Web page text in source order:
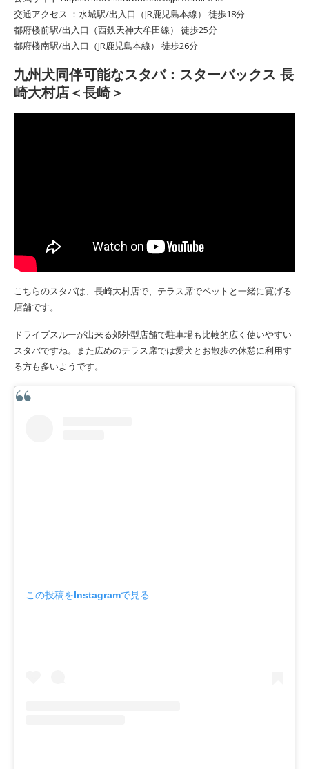
交通アクセス ：水城駅/出入口（JR鹿児島本線） 徒歩18分
都府楼前駅/出入口（西鉄天神大牟田線） 徒歩25分
都府楼南駅/出入口（JR鹿児島本線） 徒歩26分
九州犬同伴可能なスタバ：スターバックス 長
崎大村店＜長崎＞
こちらのスタバは、長崎大村店で、テラス席でペットと一緒に寛げる
店舗です。
ドライブスルーが出来る郊外型店舗で駐車場も比較的広く使いやすい
スタバですね。また広めのテラス席では愛犬とお散歩の休憩に利用す
る方も多いようです。
この投稿をInstagramで見る